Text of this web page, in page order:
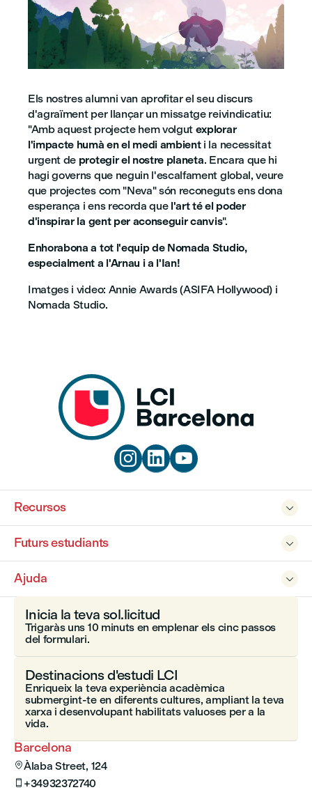
Els nostres alumni van aprofitar el seu discurs
d'agraïment per llançar un missatge reivindicatiu:
"Amb aquest projecte hem volgut explorar
l'impacte humà en el medi ambienti la necessitat
urgent de protegir el nostre planeta. Encara que hi
hagi governs que neguin l'escalfament global, veure
que projectes com "Neva" són reconeguts ens dona
esperança i ens recorda que l'art té el poder
d'inspirar la gent per aconseguir canvis".
Enhorabona a tot l'equip de Nomada Studio,
especialment a l'Arnau i a l'Ian!
Imatges i video: Annie Awards (ASIFA Hollywood) i
Nomada Studio.
  

Recursos

Futurs estudiants

Ajuda
Barcelona
Àlaba Street, 124
 +34932372740
Inicia la teva sol.licitud
Trigaràs uns 10 minuts en emplenar els cinc passos
del formulari.
Destinacions d'estudi LCI
Enriqueix la teva experiència acadèmica
submergint-te en diferents cultures, ampliant la teva
xarxa i desenvolupant habilitats valuoses per a la
vida.